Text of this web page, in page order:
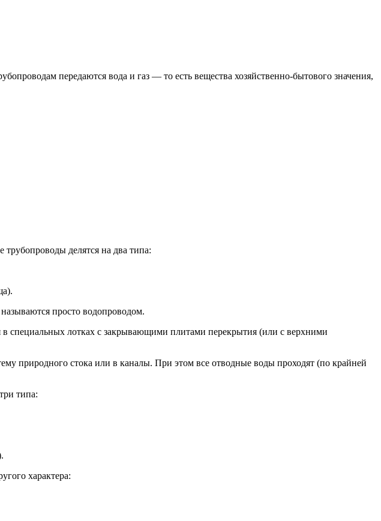
передаются вода и газ — то есть вещества хозяйственно-бытового значения,
делятся на два типа:
просто водопроводом.
в специальных лотках с закрывающими плитами перекрытия (или с верхними
природного стока или в каналы. При этом все отводные воды проходят (по крайней
типа:
характера: